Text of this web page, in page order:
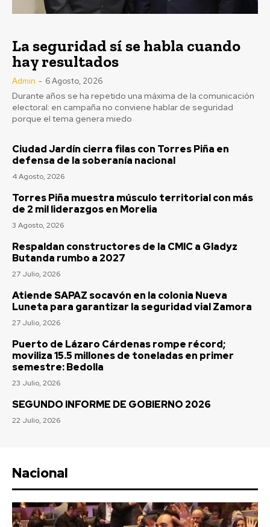
La seguridad sí se habla cuando
hay resultados
Admin - 6 Agosto, 2026
Durante años se ha repetido una máxima de la comunicación
electoral: en campaña no conviene hablar de seguridad
porque el tema genera miedo
Ciudad Jardín cierra filas con Torres Piña en
defensa de la soberanía nacional
4 Agosto, 2026
Torres Piña muestra músculo territorial con más
de 2 mil liderazgos en Morelia
3 Agosto, 2026
Respaldan constructores de la CMIC a Gladyz
Butanda rumbo a 2027
27 Julio, 2026
Atiende SAPAZ socavón en la colonia Nueva
Luneta para garantizar la seguridad vial Zamora
27 Julio, 2026
Puerto de Lázaro Cárdenas rompe récord;
moviliza 15.5 millones de toneladas en primer
semestre: Bedolla
23 Julio, 2026
SEGUNDO INFORME DE GOBIERNO 2026
22 Julio, 2026
Nacional